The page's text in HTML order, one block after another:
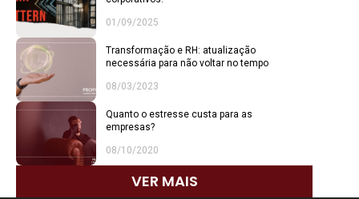
01/09/2025
Transformação e RH: atualização
necessária para não voltar no tempo
08/03/2023
Quanto o estresse custa para as
empresas?
08/10/2020
VER MAIS